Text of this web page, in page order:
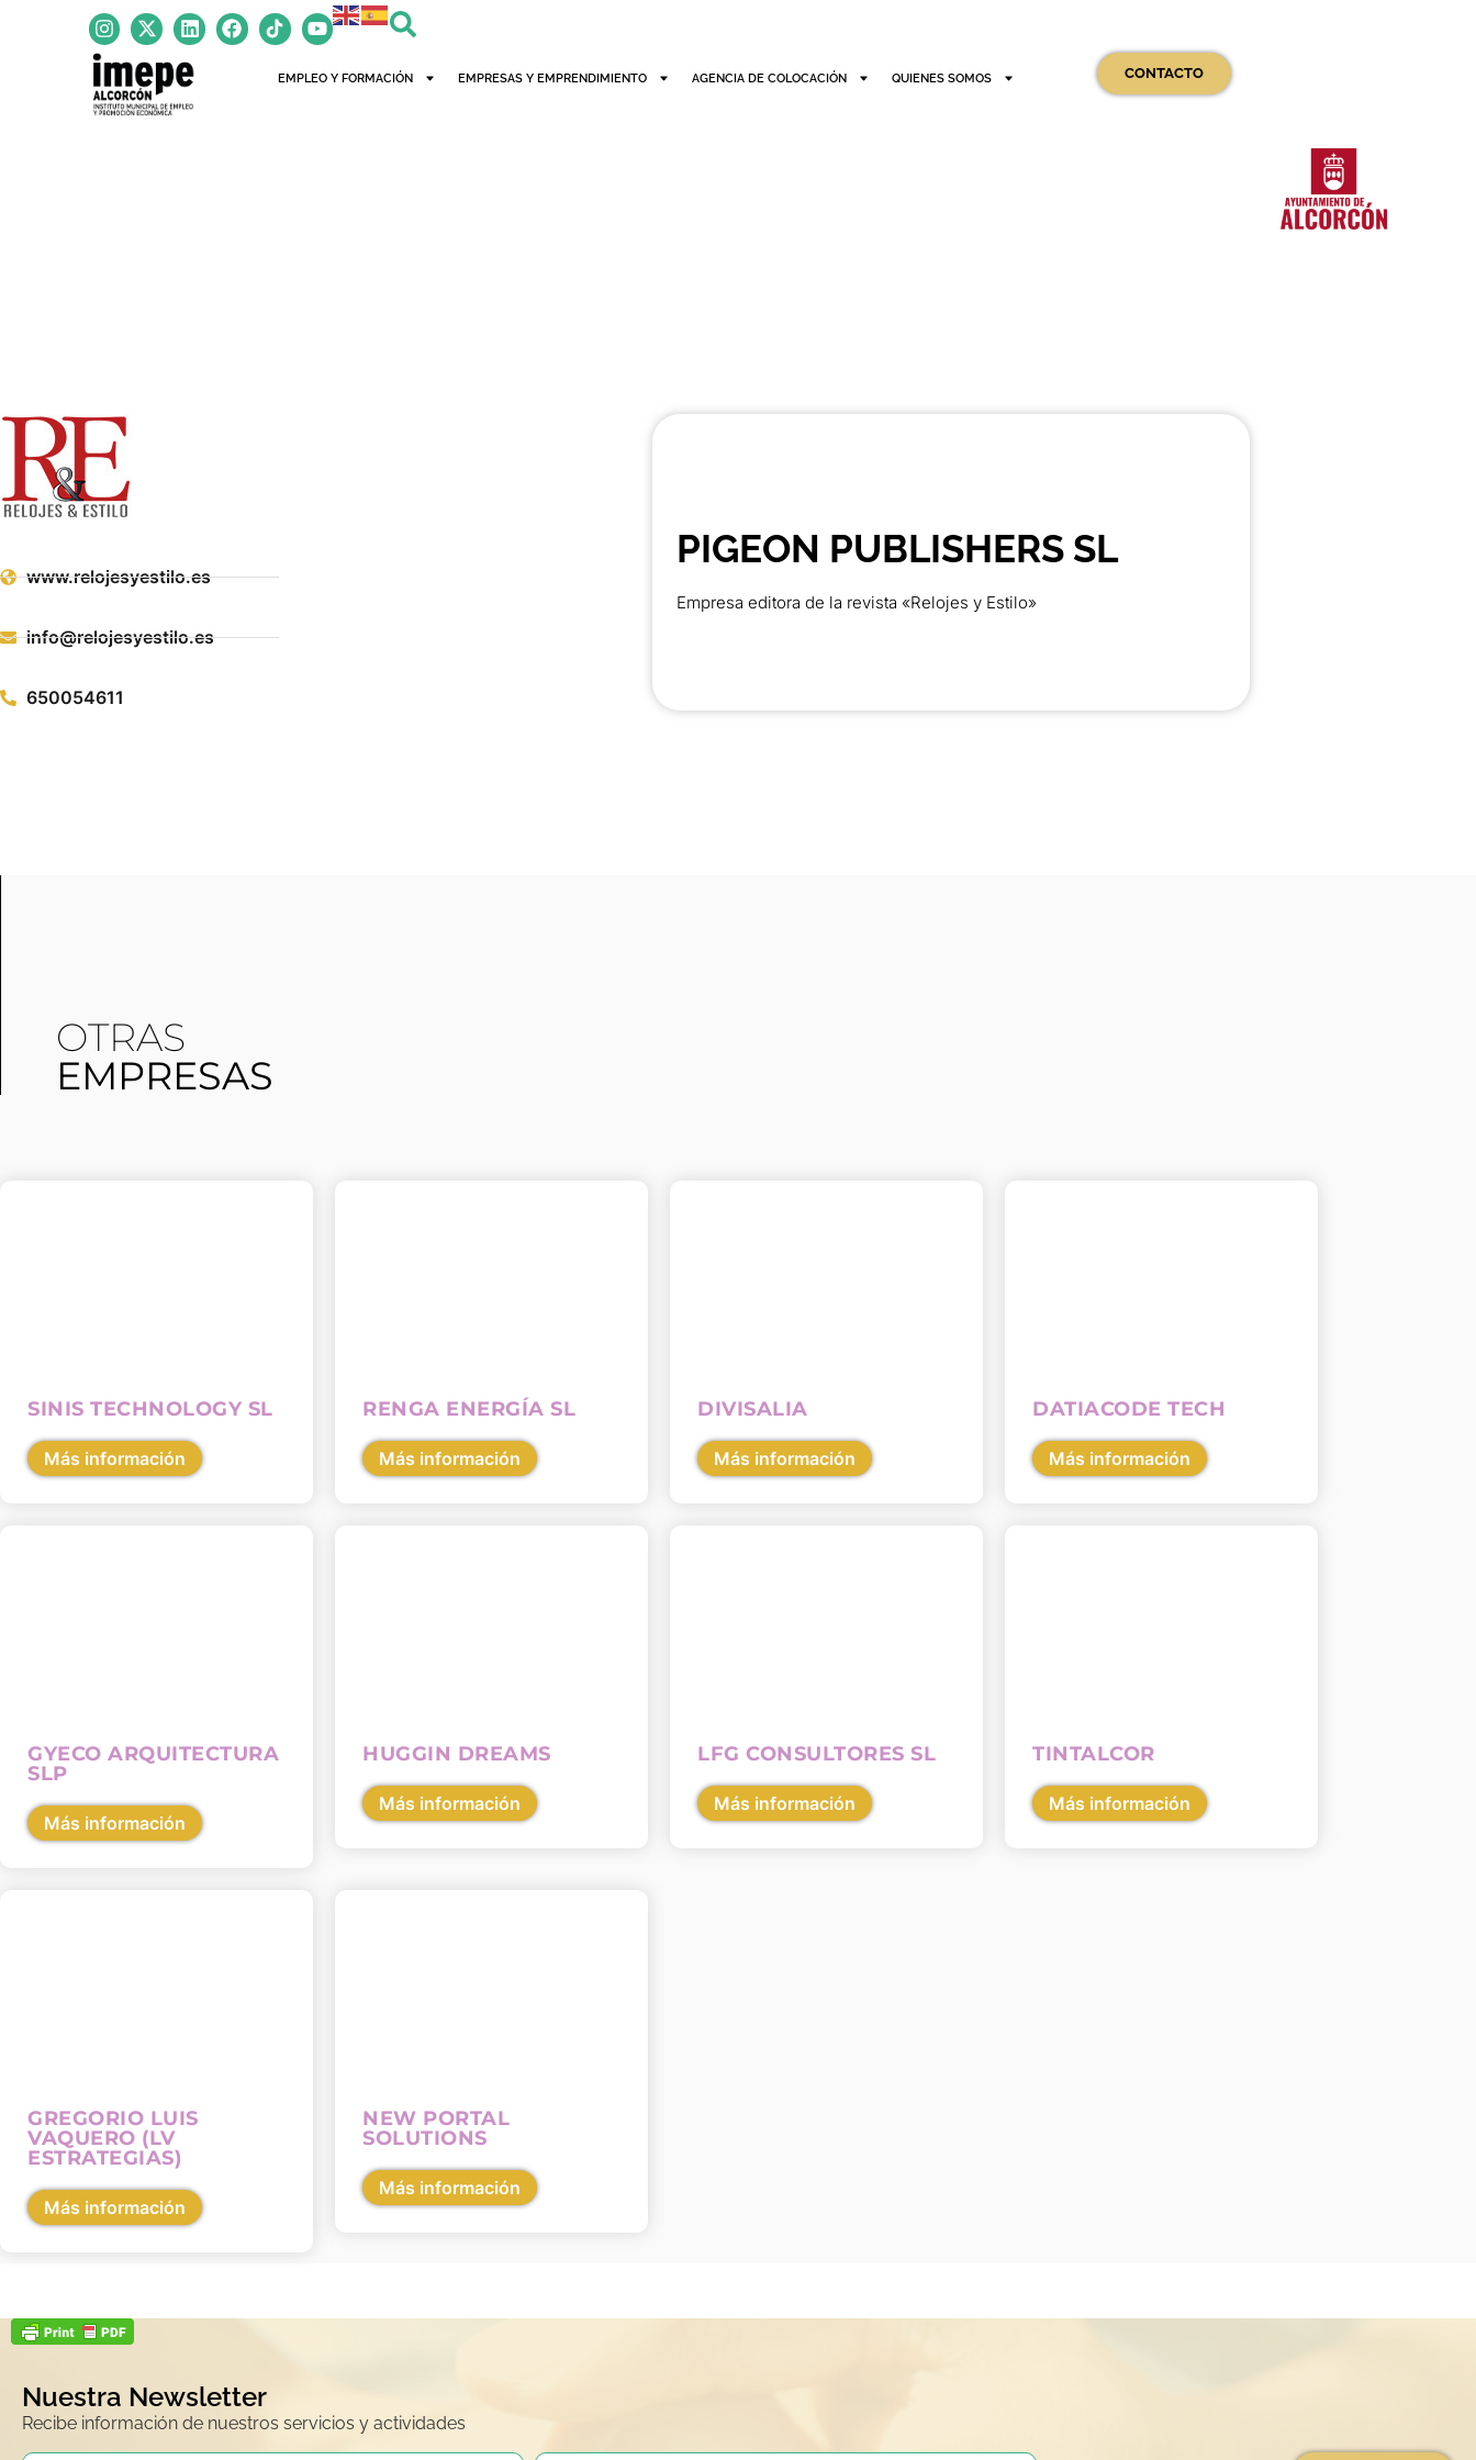
EMPLEO Y FORMACIÓN EMPRESAS Y EMPRENDIMIENTO AGENCIA DE COLOCACIÓN QUIENES SOMOS CONTACTO
www.relojesyestilo.es
info@relojesyestilo.es
650054611
PIGEON PUBLISHERS SL
Empresa editora de la revista «Relojes y Estilo»
OTRAS
EMPRESAS
SINIS TECHNOLOGY SL
Más información
RENGA ENERGÍA SL
Más información
DIVISALIA
Más información
DATIACODE TECH
Más información
GYECO ARQUITECTURA
SLP
Más información
HUGGIN DREAMS
Más información
LFG CONSULTORES SL
Más información
TINTALCOR
Más información
GREGORIO LUIS
VAQUERO (LV
ESTRATEGIAS)
Más información
NEW PORTAL
SOLUTIONS
Más información
Nuestra Newsletter
Recibe información de nuestros servicios y actividades